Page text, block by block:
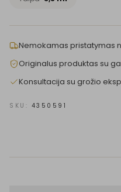
Nemokamas pristatymas
Originalus produktas su
Konsultacija su grožio
SKU: 4350591